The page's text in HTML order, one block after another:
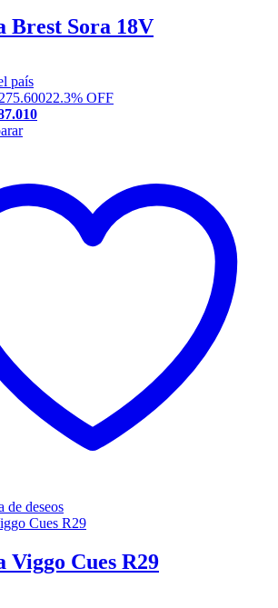
Brest Sora 18V
país
22.3% OFF
de deseos
Viggo Cues R29